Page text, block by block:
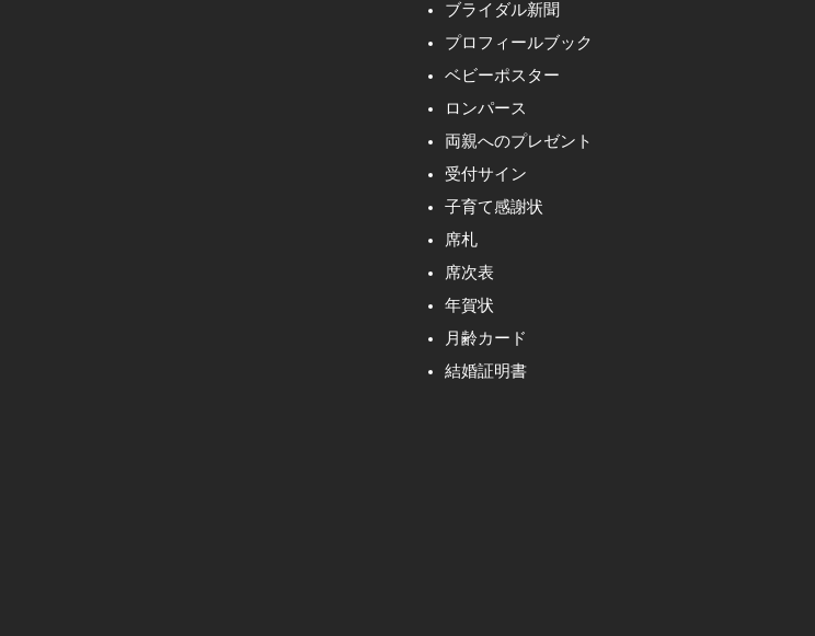
ブライダル新聞
プロフィールブック
ベビーポスター
ロンパース
両親へのプレゼント
受付サイン
子育て感謝状
席札
席次表
年賀状
月齢カード
結婚証明書